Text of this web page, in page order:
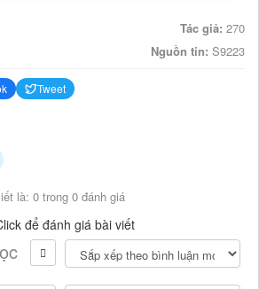
Tác giả: 270
Nguồn tin: S9223
Tweet
là: 0 trong 0 đánh giá
để đánh giá bài viết